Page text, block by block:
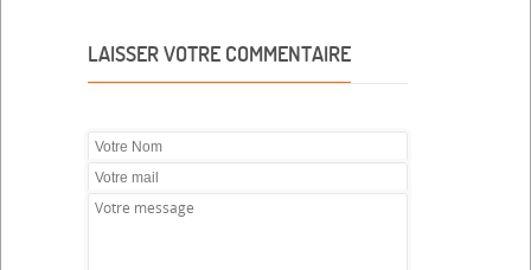
LAISSER VOTRE COMMENTAIRE